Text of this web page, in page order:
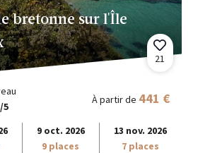
bretonne sur l'Île
21
5
À partir de 441 €
9 oct. 2026
9 places
13 nov. 2026
7 places